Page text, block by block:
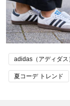
adidas（アディダス
夏コーデ トレンド